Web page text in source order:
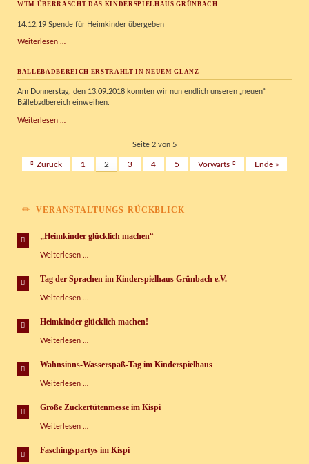
WTM ÜBERRASCHT DAS KINDERSPIELHAUS GRÜNBACH
14.12.19 Spende für Heimkinder übergeben
Weiterlesen …
Kinderspielhaus
BÄLLEBADBEREICH ERSTRAHLT IN NEUEM GLANZ
Am Donnerstag, den 13.09.2018 konnten wir nun endlich unseren „neuen“
Bällebadbereich einweihen.
Weiterlesen …
Glanz
Seite 2 von 5
Zurück 1 2 3 4 5 Vorwärts Ende »
VERANSTALTUNGS-RÜCKBLICK
„Heimkinder glücklich machen“
Weiterlesen …
machen“
Tag der Sprachen im Kinderspielhaus Grünbach e.V.
Weiterlesen …
Sprachen
Kinderspielhaus
e.V.
Heimkinder glücklich machen!
Weiterlesen …
machen!
Wahnsinns-Wasserspaß-Tag im Kinderspielhaus
Weiterlesen …
Tag
Kinderspielhaus
Große Zuckertütenmesse im Kispi
Weiterlesen …
im
Faschingspartys im Kispi